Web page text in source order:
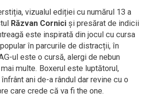
vizualul ediției cu numărul 13 a
Răzvan Cornici și presărat de indicii
este inspirată din jocul cu cursa
în parcurile de distracții, în
ul este o cursă, alergi de nebun
multe. Boxerul este luptătorul,
ani de-a rândul dar revine cu o
care crede că va fi the one.